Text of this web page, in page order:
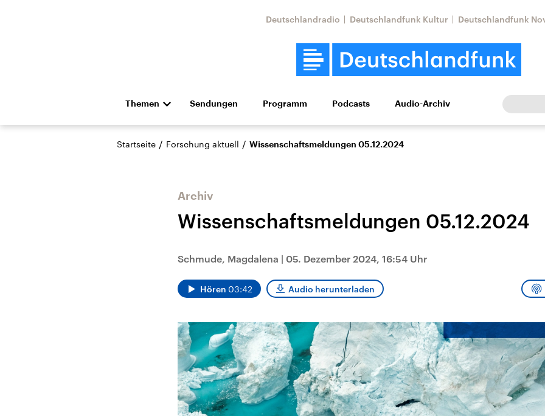
Deutschlandradio Deutschlandfunk Kultur Deutschlandfunk
Themen
Die Nachrichten Politik Wirtschaft Wissen Kultur Europa
Hörspiel und Feature Musik
Landtagswahl Sachsen-
Anhalt 2026
Sachsen-Anhalt wählt
am 6. September 2026
Bundesland von einer
Koalition aus CDU, SPD
und FDP regiert.-
Umfragen, Prognosen,
Wahlprogramme,
aktuelle Berichte und
Hintergründe zu den
Parteien und Kandidaten
der anstehenden Wahl.
USA
Aktuelle Beiträge,
Hintergründe
Wirtschaftlich und
den mächtigsten
Ländern der Erde, mit
großem Einfluss auf das
aktuelle Weltgeschehen.
Nahostkonflikt
Aktuelle Lage und
Der Überfall der
palästinensischen
auf Israel hat in der
Region wieder die
Gewalt entfacht. Israel
möchte die Hamas
zerstören. Diese wird wie
die Hisbollah im Libanon
vom Iran unterstützt.
Der Iran – seit der
Islamischen
von einem
Religionsführer
regierter Staat im
Osten. Eine
zu Israel und zu
ist fest in der
Staatsideologie
verankert.
Sendungen Programm Podcasts Audio-Archiv
Startseite / Forschung aktuell / Wissenschaftsmeldungen 05.12.2024
Archiv
Wissenschaftsmeldungen 05.12.2024
Schmude, Magdalena | 05. Dezember 2024, 16:54 Uhr
Hören 03:42 Audio herunterladen